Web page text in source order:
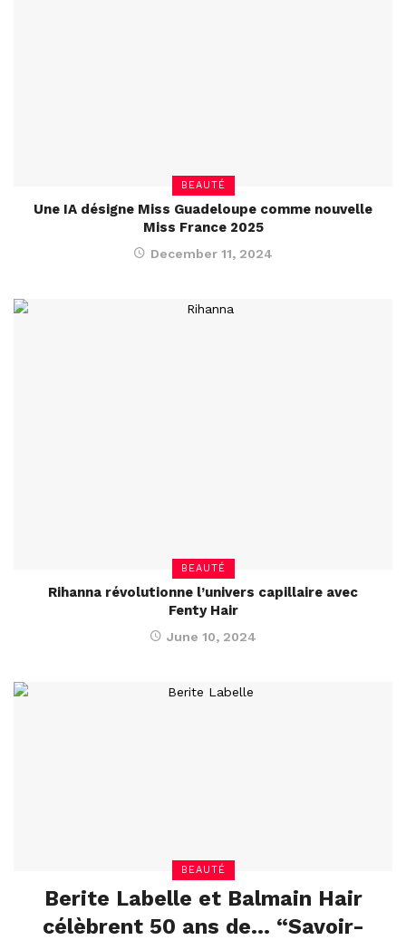
BEAUTÉ
Une IA désigne Miss Guadeloupe comme nouvelle
Miss France 2025
December 11, 2024
BEAUTÉ
Rihanna révolutionne l’univers capillaire avec
Fenty Hair
June 10, 2024
BEAUTÉ
Berite Labelle et Balmain Hair
célèbrent 50 ans de… “Savoir-